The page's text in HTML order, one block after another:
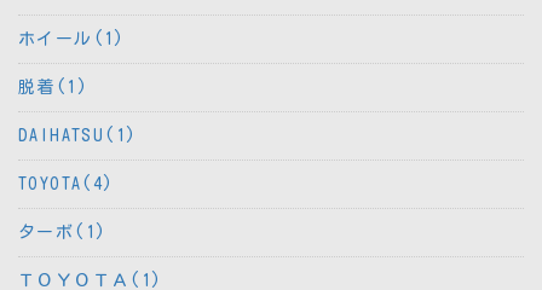
ホイール(1)
脱着(1)
DAIHATSU(1)
TOYOTA(4)
ターボ(1)
ＴＯＹＯＴＡ(1)